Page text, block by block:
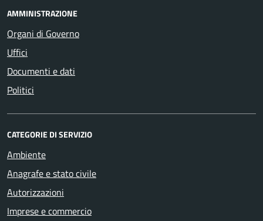
AMMINISTRAZIONE
Organi di Governo
Uffici
Documenti e dati
Politici
CATEGORIE DI SERVIZIO
Ambiente
Anagrafe e stato civile
Autorizzazioni
Imprese e commercio